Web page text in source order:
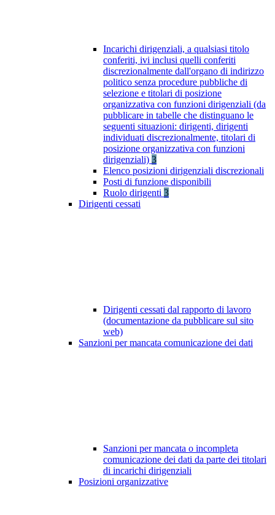
Incarichi dirigenziali, a qualsiasi titolo
conferiti, ivi inclusi quelli conferiti
discrezionalmente dall'organo di indirizzo
politico senza procedure pubbliche di
selezione e titolari di posizione
organizzativa con funzioni dirigenziali (da
pubblicare in tabelle che distinguano le
seguenti situazioni: dirigenti, dirigenti
individuati discrezionalmente, titolari di
posizione organizzativa con funzioni
dirigenziali) 3
Elenco posizioni dirigenziali discrezionali
Posti di funzione disponibili
Ruolo dirigenti 3
Dirigenti cessati
Dirigenti cessati dal rapporto di lavoro
(documentazione da pubblicare sul sito
web)
Sanzioni per mancata comunicazione dei dati
Sanzioni per mancata o incompleta
comunicazione dei dati da parte dei titolari
di incarichi dirigenziali
Posizioni organizzative